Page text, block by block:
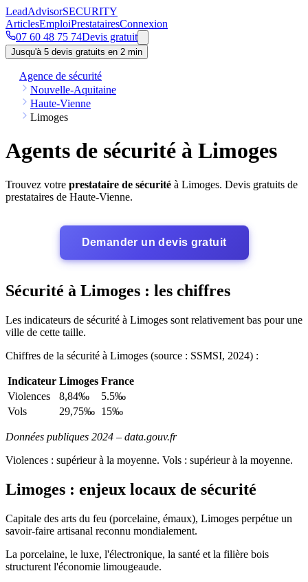
LeadAdvisorSECURITY
ArticlesEmploiPrestatairesConnexion
07 60 48 75 74Devis gratuit
Jusqu'à 5 devis gratuits en 2 min
Agence de sécurité
Nouvelle-Aquitaine
Haute-Vienne
Limoges
Agents de sécurité à Limoges
Trouvez votre prestataire de sécurité à Limoges. Devis gratuits de
prestataires de Haute-Vienne.
Demander un devis gratuit
Sécurité à Limoges : les chiffres
Les indicateurs de sécurité à Limoges sont relativement bas pour une
ville de cette taille.
Chiffres de la sécurité à Limoges (source : SSMSI, 2024) :
Indicateur Limoges France
Violences
8,84‰
5.5‰
Vols
29,75‰ 15‰
Données publiques 2024 – data.gouv.fr
Violences : supérieur à la moyenne. Vols : supérieur à la moyenne.
Limoges : enjeux locaux de sécurité
Capitale des arts du feu (porcelaine, émaux), Limoges perpétue un
savoir-faire artisanal reconnu mondialement.
La porcelaine, le luxe, l'électronique, la santé et la filière bois
structurent l'économie limougeaude.